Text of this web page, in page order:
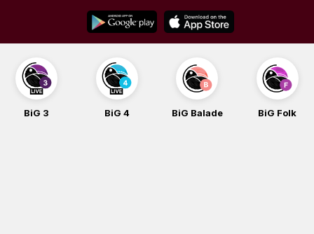
content
BiG 4 BiG Balade BiG Folk BiG iG